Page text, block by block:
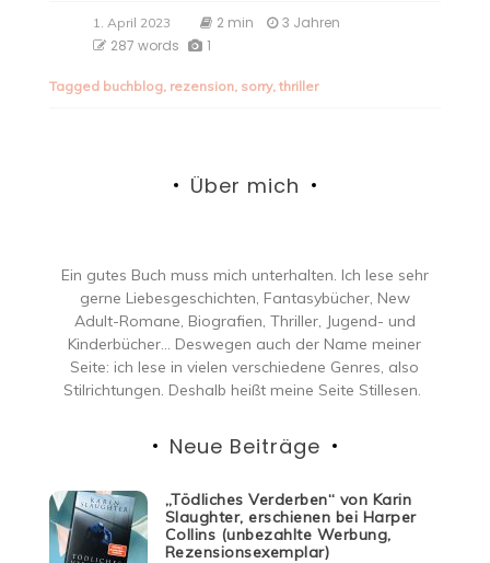
1. April 2023 2 min
3 Jahren
287 words
1
Tagged buchblog, rezension, sorry, thriller
Über mich
Ein gutes Buch muss mich unterhalten. Ich lese sehr
gerne Liebesgeschichten, Fantasybücher, New
Adult-Romane, Biografien, Thriller, Jugend- und
Kinderbücher… Deswegen auch der Name meiner
Seite: ich lese in vielen verschiedene Genres, also
Stilrichtungen. Deshalb heißt meine Seite Stillesen.
Neue Beiträge
„Tödliches Verderben“ von Karin
Slaughter, erschienen bei Harper
Collins (unbezahlte Werbung,
Rezensionsexemplar)